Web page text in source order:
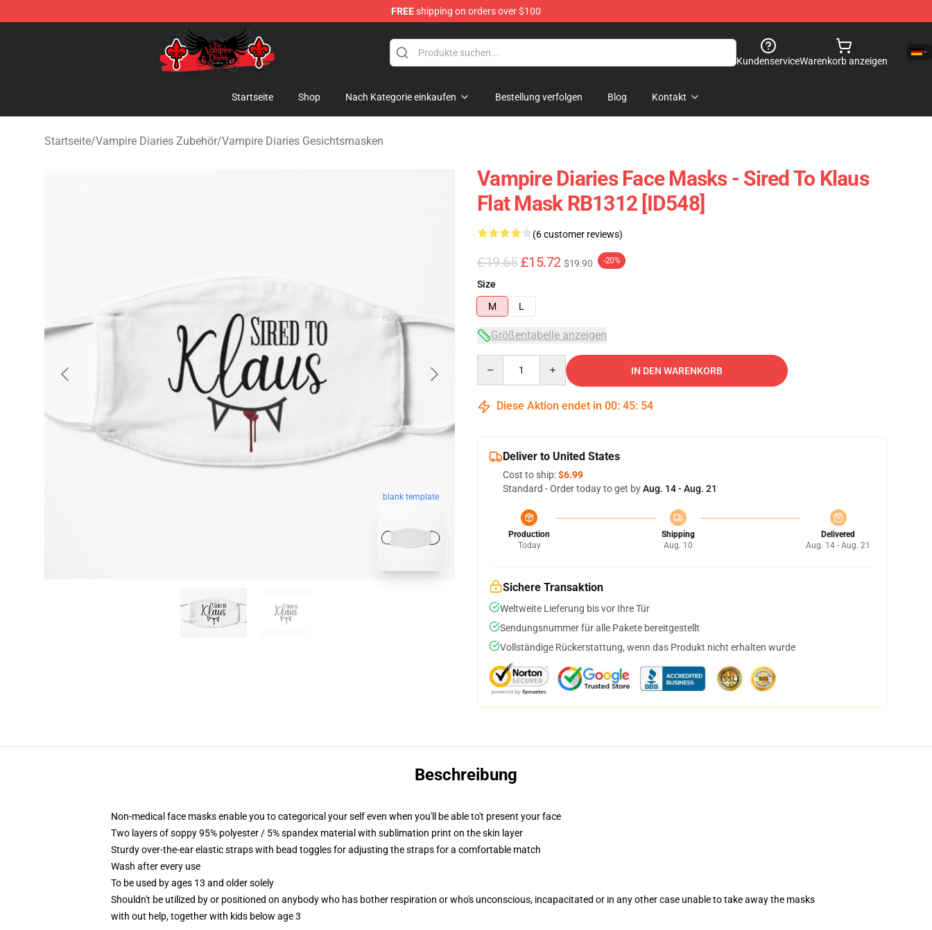
FREEshipping on orders over $100
The Vampire Diaries Shop - Official The Vampire Diaries Merchandise Store
KundenserviceWarenkorb anzeigen
Startseite Shop Nach Kategorie einkaufen Bestellung verfolgen Blog Kontakt
Startseite/Vampire Diaries Zubehör/Vampire Diaries Gesichtsmasken
blank template
Vampire Diaries Face Masks - Sired To Klaus
Flat Mask RB1312 [ID548]
(6 customer reviews)
£19.65 £15.72 $19.90 -20%
Size
M
L
Größentabelle anzeigen
IN DEN WARENKORB
Diese Aktion endet in 00: 45: 53
Deliver to United States
Cost to ship:$6.99
Standard - Order today to get byAug. 14 - Aug. 21
Production
Today
Shipping
Aug. 10
Delivered
Aug. 14 - Aug. 21
Sichere Transaktion
Weltweite Lieferung bis vor Ihre Tür
Sendungsnummer für alle Pakete bereitgestellt
Vollständige Rückerstattung, wenn das Produkt nicht erhalten wurde
Beschreibung
Non-medical face masks enable you to categorical your self even when you'll be able to't present your face
Two layers of soppy 95% polyester / 5% spandex material with sublimation print on the skin layer
Sturdy over-the-ear elastic straps with bead toggles for adjusting the straps for a comfortable match
Wash after every use
To be used by ages 13 and older solely
Shouldn't be utilized by or positioned on anybody who has bother respiration or who's unconscious, incapacitated or in any other case unable to take away the masks
with out help, together with kids below age 3